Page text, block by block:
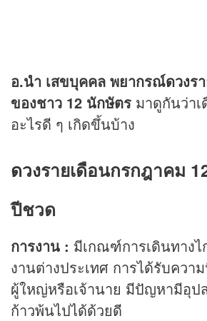
อ.นำ เสขบุคคล พยากรณ์ดวงร
ของชาว 12 นักษัตร มาดูกันว่า
อะไรดี ๆ เกิดขึ้นบ้าง
ดวงรายเดือนกรกฎาคม
ปีชวด
การงาน : มีเกณฑ์การเดินทาง
งานต่างประเทศ การได้รับคว
ผู้ใหญ่หรือเจ้านาย มีปัญหามีอุป
ก้าวพ้นไปได้ด้วยดี